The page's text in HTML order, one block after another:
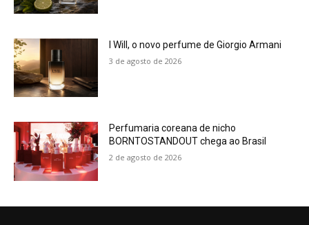
I Will, o novo perfume de Giorgio Armani
3 de agosto de 2026
Perfumaria coreana de nicho
BORNTOSTANDOUT chega ao Brasil
2 de agosto de 2026